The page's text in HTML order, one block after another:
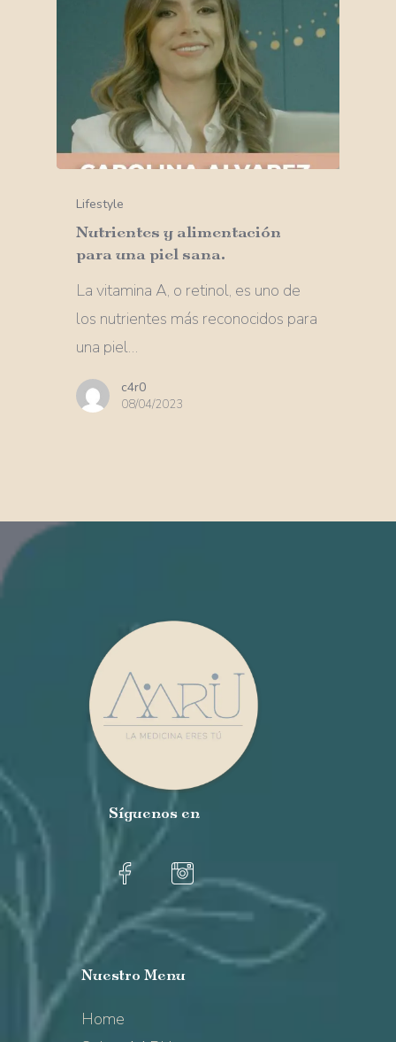
Lifestyle
Nutrientes y alimentación
para una piel sana.
La vitamina A, o retinol, es uno de
los nutrientes más reconocidos para
una piel…
c4r0
08/04/2023
Síguenos en
Nuestro Menu
Home